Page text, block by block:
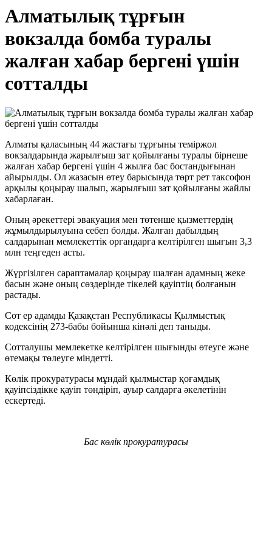
Алматылық тұрғын
вокзалда бомба туралы
жалған хабар бергені үшін
сотталды
Алматы қаласының 44 жастағы тұрғыны теміржол
вокзалдарында жарылғыш зат қойылғаны туралы бірнеше
жалған хабар бергені үшін 4 жылға бас бостандығынан
айырылды. Ол жазасын өтеу барысында төрт рет таксофон
арқылы қоңырау шалып, жарылғыш зат қойылғаны жайлы
хабарлаған.
Оның әрекеттері эвакуация мен төтенше қызметтердің
жұмылдырылуына себеп болды. Жалған дабылдың
салдарынан мемлекеттік органдарға келтірілген шығын 3,3
млн теңгеден асты.
Жүргізілген сараптамалар қоңырау шалған адамның жеке
басын және оның сөздерінде тікелей қауіптің болғанын
растады.
Сот ер адамды Қазақстан Республикасы Қылмыстық
кодексінің 273-бабы бойынша кінәлі деп таныды.
Сотталушы мемлекетке келтірілген шығынды өтеуге және
өтемақы төлеуге міндетті.
Көлік прокуратурасы мұндай қылмыстар қоғамдық
қауіпсіздікке қауіп төндіріп, ауыр салдарға әкелетінін
ескертеді.
Бас көлік прокуратурасы